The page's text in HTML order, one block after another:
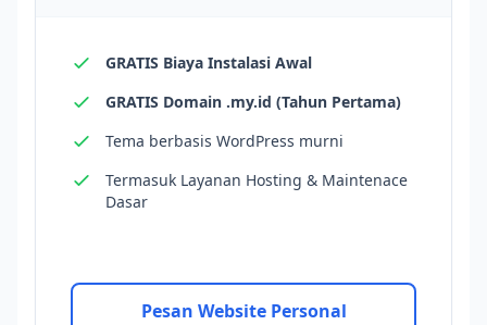
GRATIS Biaya Instalasi Awal
GRATIS Domain .my.id (Tahun Pertama)
Tema berbasis WordPress murni
Termasuk Layanan Hosting & Maintenace
Dasar
Pesan Website Personal